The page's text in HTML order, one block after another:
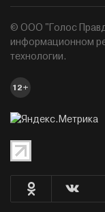
© ООО "Голос
информационном
технологии.
12+